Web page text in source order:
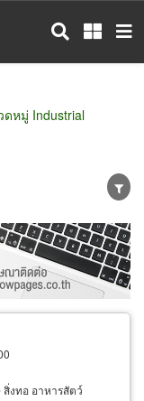
หมู่ Industrial
ตัวแทนจัดจำหน่าย
งทอ อาหารสัตว์